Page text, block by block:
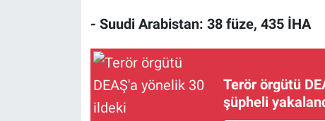
- Suudi Arabistan: 38 füze, 435 İHA
Terör örgütü
şüpheli
Yerel Yaşam
Canlı Yayın